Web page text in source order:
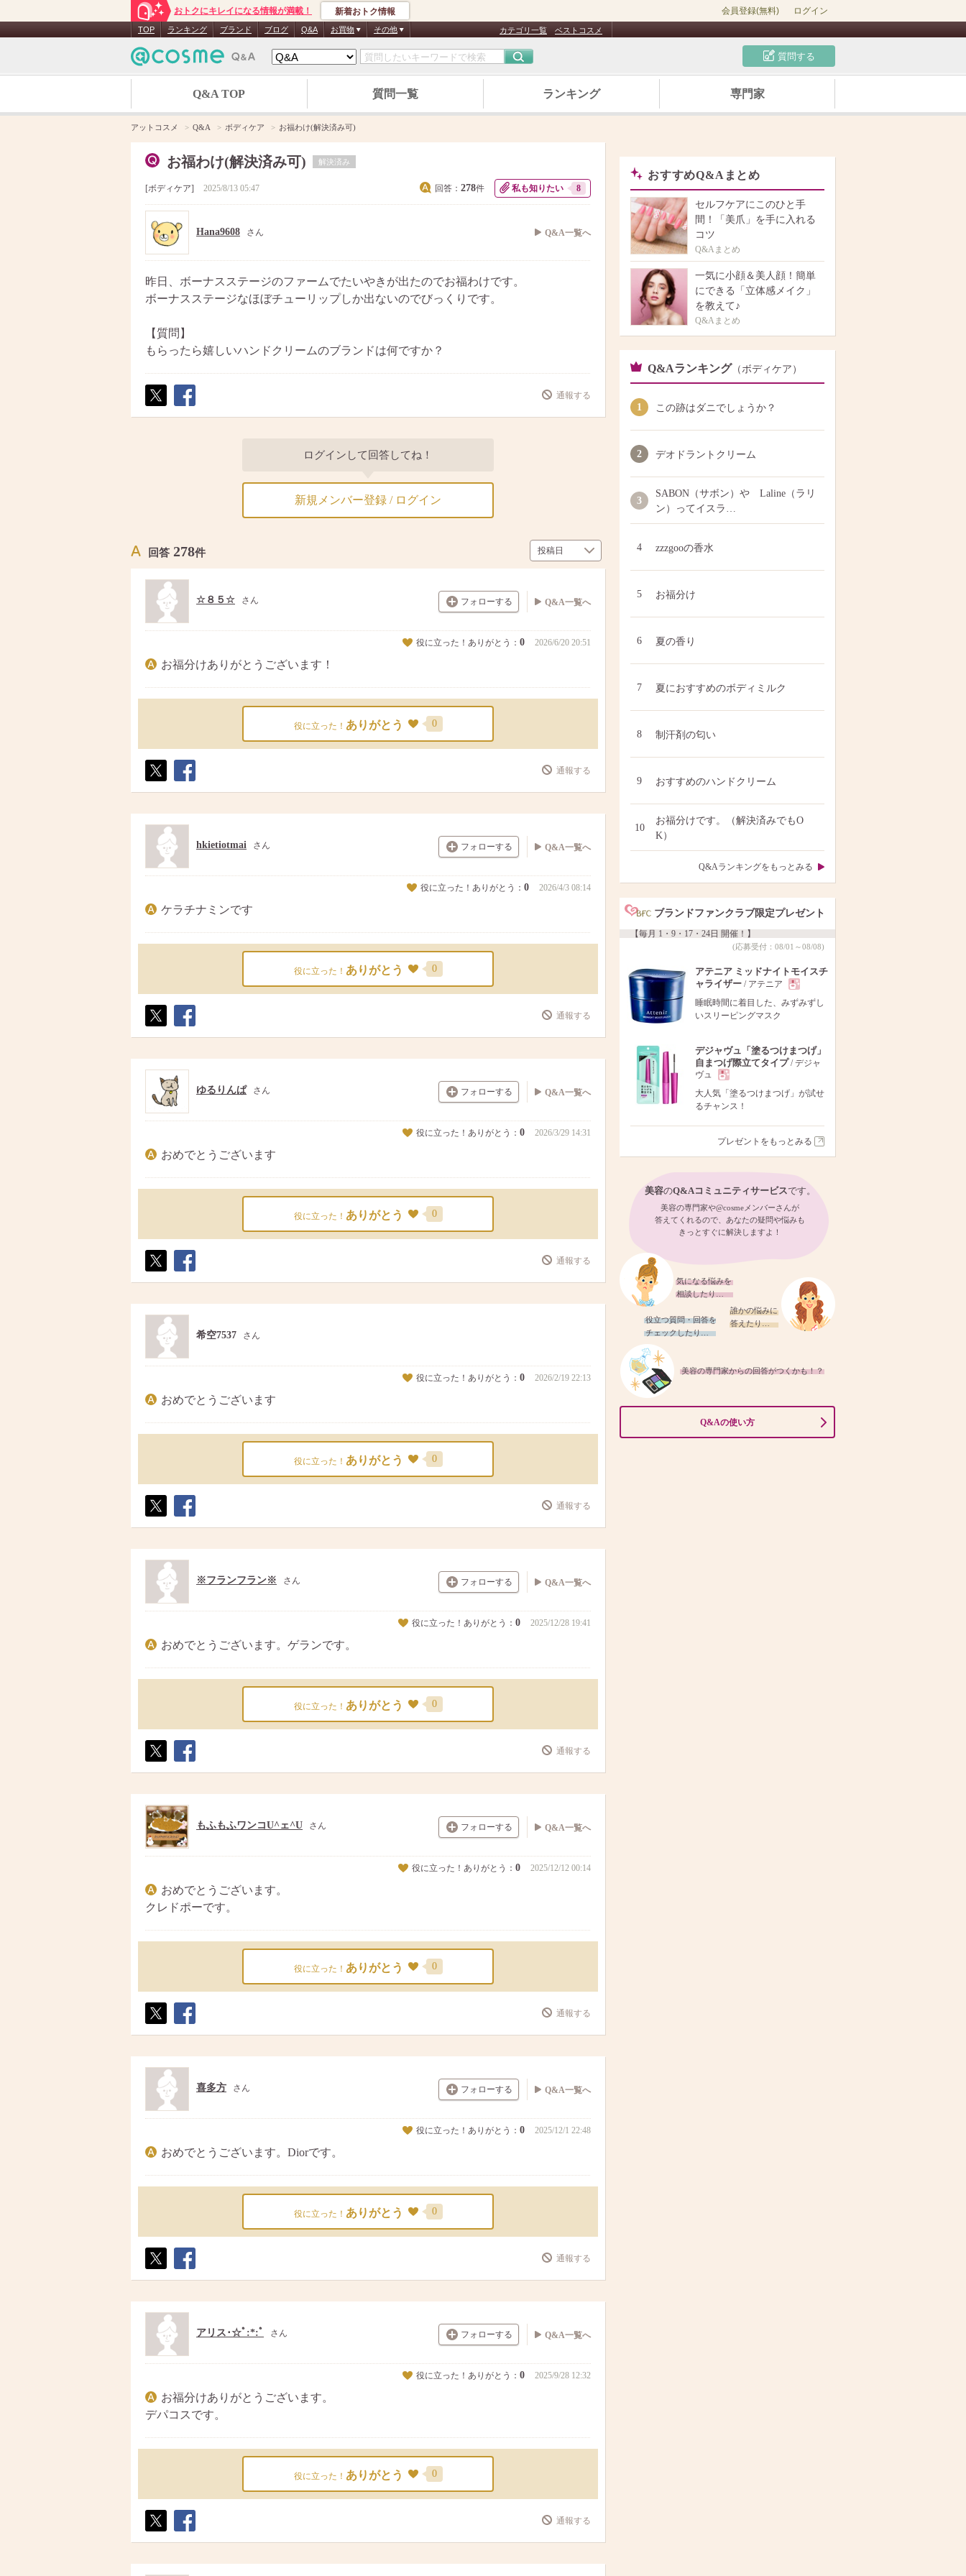
おトクにキレイになる情報が満載！ 新着おトク情報 会員登録(無料) ログイン
TOP ランキング ブランド ブログ Q&A お買物 その他 カテゴリ一覧 ベストコスメ
質問する
Q&A TOP 質問一覧 ランキング 専門家
アットコスメ Q&A ボディケア お福わけ(解決済み可)
お福わけ(解決済み可) 解決済み
ボディケア 2025/8/13 05:47 回答： 278件 私も知りたい 8
Hana9608 さん Q&A一覧へ
昨日、ボーナスステージのファームでたいやきが出たのでお福わけです。
ボーナスステージなほぼチューリップしか出ないのでびっくりです。
【質問】
もらったら嬉しいハンドクリームのブランドは何ですか？
ト
ア
通報する
ログインして回答してね！
新規メンバー登録 / ログイン
回答 278件
フォローする
☆８５☆ さん Q&A一覧へ
役に立った！ありがとう： 0 2026/6/20 20:51
お福分けありがとうございます！
役に立った！ ありがとう 0
ト
ア
通報する
フォローする
hkietiotmai さん Q&A一覧へ
役に立った！ありがとう： 0 2026/4/3 08:14
ケラチナミンです
役に立った！ ありがとう 0
ト
ア
通報する
フォローする
ゆるりんぱ さん Q&A一覧へ
役に立った！ありがとう： 0 2026/3/29 14:31
おめでとうございます
役に立った！ ありがとう 0
ト
ア
通報する
希空7537 さん
役に立った！ありがとう： 0 2026/2/19 22:13
おめでとうございます
役に立った！ ありがとう 0
ト
ア
通報する
フォローする
※フランフラン※ さん Q&A一覧へ
役に立った！ありがとう： 0 2025/12/28 19:41
おめでとうございます。ゲランです。
役に立った！ ありがとう 0
ト
ア
通報する
フォローする
もふもふワンコU^ェ^U さん Q&A一覧へ
役に立った！ありがとう： 0 2025/12/12 00:14
おめでとうございます。
クレドポーです。
役に立った！ ありがとう 0
ト
ア
通報する
フォローする
喜多方 さん Q&A一覧へ
役に立った！ありがとう： 0 2025/12/1 22:48
おめでとうございます。Diorです。
役に立った！ ありがとう 0
ト
ア
通報する
フォローする
アリス･☆ﾟ:*:ﾟ さん Q&A一覧へ
役に立った！ありがとう： 0 2025/9/28 12:32
お福分けありがとうございます。
デパコスです。
役に立った！ ありがとう 0
ト
ア
通報する
おすすめQ&Aまとめ
セルフケアにこのひと手
間！「美爪」を手に入れる
コツ
Q&Aまとめ
一気に小顔＆美人顔！簡単
にできる「立体感メイク」
を教えて♪
Q&Aまとめ
Q&Aランキング （ボディケア）
1 この跡はダニでしょうか？
2 デオドラントクリーム
3
SABON（サボン）や Laline（ラリ
ン）ってイスラ…
4 zzzgooの香水
5 お福分け
6 夏の香り
7 夏におすすめのボディミルク
8 制汗剤の匂い
9 おすすめのハンドクリーム
10
お福分けです。（解決済みでもO
K）
Q&Aランキングをもっとみる
ブランドファンクラブ限定プレゼント
【毎月 1・9・17・24日 開催！】
(応募受付：08/01～08/08)
アテニア ミッドナイトモイスチ
ャライザー / アテニア
現
睡眠時間に着目した、みずみずし
いスリーピングマスク
デジャヴュ「塗るつけまつげ」
自まつげ際立てタイプ/ デジャ
ヴュ
現
品
大人気「塗るつけまつげ」が試せ
るチャンス！
プレゼントをもっとみる
美容のQ&Aコミュニティサービスです。
美容の専門家や@cosmeメンバーさんが
答えてくれるので、あなたの疑問や悩みも
きっとすぐに解決しますよ！
気になる悩みを
相談したり…
誰かの悩みに
答えたり…
役立つ質問・回答を
チェックしたり…
美容の専門家からの回答がつくかも！？
Q&Aの使い方